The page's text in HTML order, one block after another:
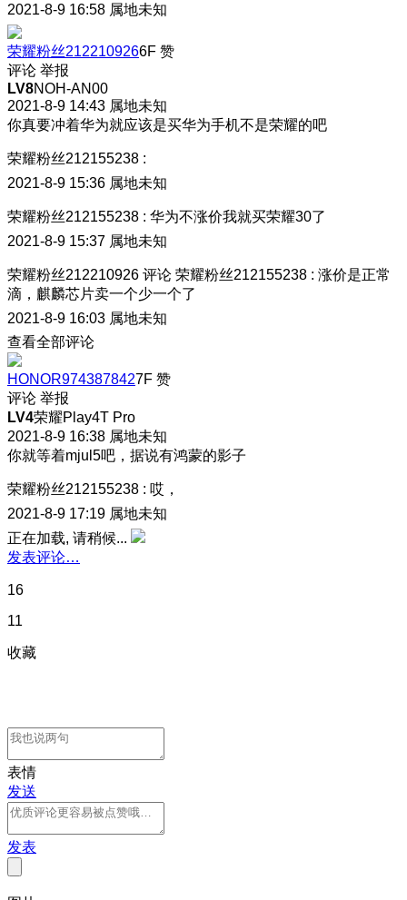
2021-8-9 16:58 属地未知
荣耀粉丝2122109266F 赞
评论 举报
LV8NOH-AN00
2021-8-9 14:43 属地未知
你真要冲着华为就应该是买华为手机不是荣耀的吧
荣耀粉丝212155238 :
2021-8-9 15:36 属地未知
荣耀粉丝212155238 : 华为不涨价我就买荣耀30了
2021-8-9 15:37 属地未知
荣耀粉丝212210926 评论 荣耀粉丝212155238 : 涨价是正常
滴，麒麟芯片卖一个少一个了
2021-8-9 16:03 属地未知
查看全部评论
HONOR9743878427F 赞
评论 举报
LV4荣耀Play4T Pro
2021-8-9 16:38 属地未知
你就等着mjul5吧，据说有鸿蒙的影子
荣耀粉丝212155238 : 哎，
2021-8-9 17:19 属地未知
正在加载, 请稍候...
发表评论…
16
11
收藏
表情
发送
发表